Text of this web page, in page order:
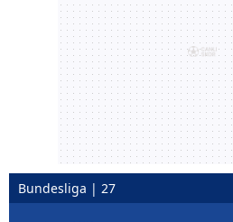
Bundesliga | 27